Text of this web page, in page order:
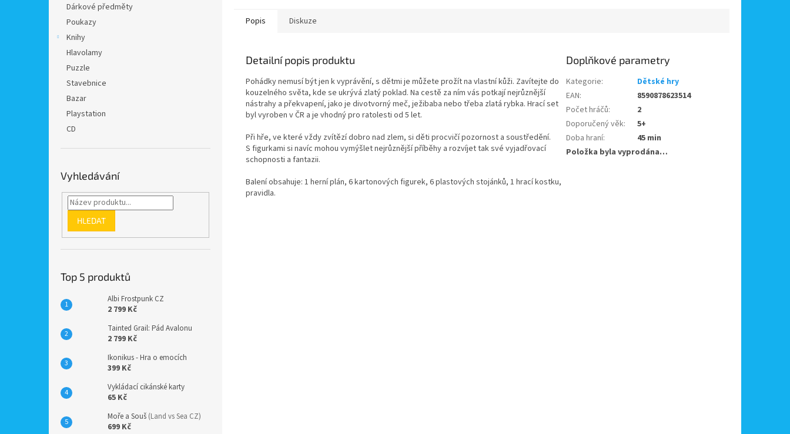
Dárkové předměty
Poukazy
Knihy
Hlavolamy
Puzzle
Stavebnice
Bazar
Playstation
CD
Vyhledávání
HLEDAT
Top 5 produktů
Albi Frostpunk CZ
2 799 Kč
Tainted Grail: Pád Avalonu
2 799 Kč
Ikonikus - Hra o emocích
399 Kč
Vykládací cikánské karty
65 Kč
Moře a Souš (Land vs Sea CZ)
699 Kč
Popis Diskuze
Detailní popis produktu
Pohádky nemusí být jen k vyprávění, s dětmi je můžete prožít na vlastní kůži. Zavítejte do
kouzelného světa, kde se ukrývá zlatý poklad. Na cestě za ním vás potkají nejrůznější
nástrahy a překvapení, jako je divotvorný meč, ježibaba nebo třeba zlatá rybka. Hrací set
byl vyroben v ČR a je vhodný pro ratolesti od 5 let.
Při hře, ve které vždy zvítězí dobro nad zlem, si děti procvičí pozornost a soustředění.
S figurkami si navíc mohou vymýšlet nejrůznější příběhy a rozvíjet tak své vyjadřovací
schopnosti a fantazii.
Balení obsahuje: 1 herní plán, 6 kartonových figurek, 6 plastových stojánků, 1 hrací kostku,
pravidla.
Doplňkové parametry
Kategorie:
Dětské hry
EAN:
8590878623514
Počet hráčů:
2
Doporučený věk:
5+
Doba hraní:
45 min
Položka byla vyprodána…